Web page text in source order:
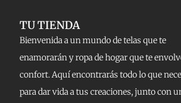
TU TIENDA
Bienvenida a un mundo de telas que te
enamorarán y ropa de hogar que te
confort. Aquí encontrarás todo lo que
para dar vida a tus creaciones, junto con